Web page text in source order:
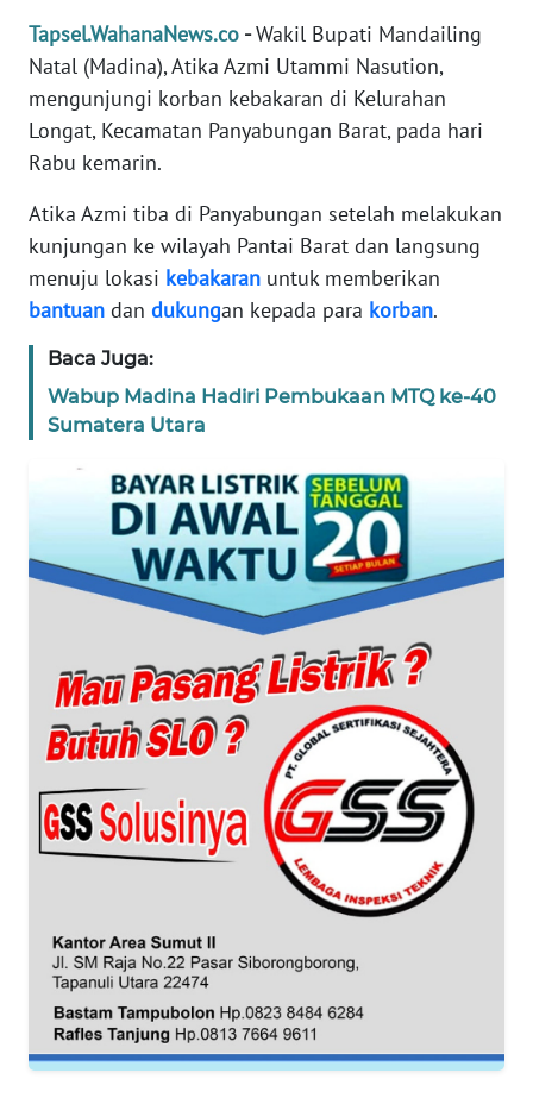
Tapsel.WahanaNews.co -Wakil Bupati Mandailing
Natal (Madina), Atika Azmi Utammi Nasution,
mengunjungi korban kebakaran di Kelurahan
Longat, Kecamatan Panyabungan Barat, pada hari
Rabu kemarin.
Atika Azmi tiba di Panyabungan setelah melakukan
kunjungan ke wilayah Pantai Barat dan langsung
menuju lokasi kebakaran untuk memberikan
bantuan dan dukungan kepada para korban.
Baca Juga:
Wabup Madina Hadiri Pembukaan MTQ ke-40
Sumatera Utara
REDAKSI
DISCLAIMER
Wahana
News
Regional
WN
WN
JAKARTA
WN
WN
NTT
WN
WN
WN
PAPUA
BARAT
WN
RIAU